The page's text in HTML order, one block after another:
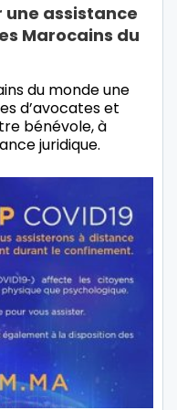
une assistance
Marocains du
du monde une
d’avocates et
bénévole, à
juridique.